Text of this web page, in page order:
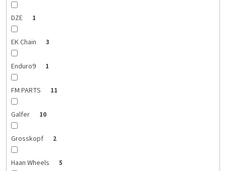
DZE 1
EK Chain 3
Enduro9 1
FM PARTS 11
Galfer 10
Grosskopf 2
Haan Wheels 5